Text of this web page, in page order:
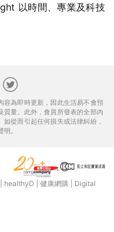
以時間、專業及科技
容為即時更新，因此生活易不會預
質量。此外，會員所發表的全部內
從而引起任何損失或法律糾紛，
。
healthyD 健康網購
Digital